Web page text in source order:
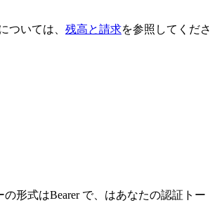
ついては、 残高と請求を参照してくださ
の形式はBearer で、 はあなたの認証トー